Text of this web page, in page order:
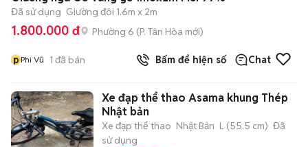
Đã sử dụng Giường đôi 1.6m x 2m
1.800.000 đ Phường 6 (P. Tân Hòa mới)
pPhi Vũ 1 đã bán Bấm để hiện số Chat
Xe đạp thể thao Asama khung Thép
Nhật bản
Xe đạp thể thao Nhật Bản L (55.5 cm) Đã
sử dụng